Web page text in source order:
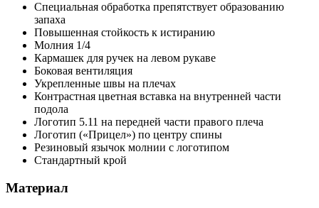
Специальная обработка препятствует образованию
запаха
Повышенная стойкость к истиранию
Молния 1/4
Кармашек для ручек на левом рукаве
Боковая вентиляция
Укрепленные швы на плечах
Контрастная цветная вставка на внутренней части
подола
Логотип 5.11 на передней части правого плеча
Логотип («Прицел») по центру спины
Резиновый язычок молнии с логотипом
Стандартный крой
Материал